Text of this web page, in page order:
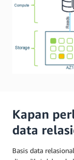
Kapan
data
Basis data